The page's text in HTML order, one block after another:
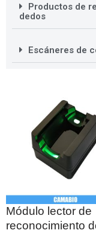
Productos de
dedos
Escáneres de
Módulo lector de
reconocimiento